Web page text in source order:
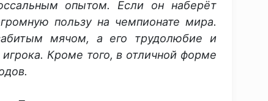
опытом. Если он наберёт
пользу на чемпионате мира.
мячом, а его трудолюбие и
Кроме того, в отличной форме